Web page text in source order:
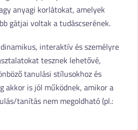
anyagi korlátokat, amelyek
gátjai voltak a tudáscserének.
interaktív és személyre
tesznek lehetővé,
tanulási stílusokhoz és
akkor is jól működnek, amikor a
tanítás nem megoldható (pl.: